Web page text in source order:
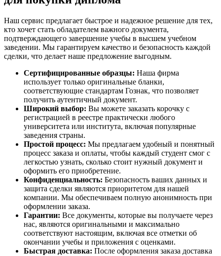
Наш сервис предлагает быстрое и надежное решение для тех,
кто хочет стать обладателем важного документа,
подтверждающего завершение учебы в высшем учебном
заведении. Мы гарантируем качество и безопасность каждой
сделки, что делает наше предложение выгодным.
Сертифицированные образцы: Наша фирма
использует только оригинальные бланки,
соответствующие стандартам Гознак, что позволяет
получить аутентичный документ.
Широкий выбор: Вы можете заказать корочку с
регистрацией в реестре практически любого
университета или института, включая популярные
заведения страны.
Простой процесс: Мы предлагаем удобный и понятный
процесс заказа и оплаты, чтобы каждый студент смог с
легкостью узнать, сколько стоит нужный документ и
оформить его приобретение.
Конфиденциальность: Безопасность ваших данных и
защита сделки являются приоритетом для нашей
компании. Мы обеспечиваем полную анонимность при
оформлении заказа.
Гарантии: Все документы, которые вы получаете через
нас, являются оригинальными и максимально
соответствуют настоящим, включая все отметки об
окончании учебы и приложения с оценками.
Быстрая доставка: После оформления заказа доставка